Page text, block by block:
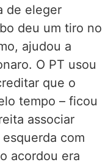
de eleger
deu um tiro no
ajudou a
O PT usou
que o
tempo – ficou
associar
com
acordou era